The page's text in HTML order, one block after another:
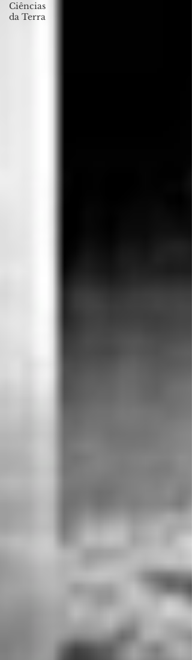
Ciências
da Terra